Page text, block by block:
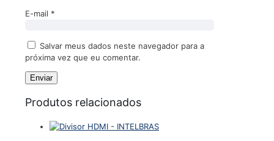
E-mail *
Salvar meus dados neste navegador para a
próxima vez que eu comentar.
Produtos relacionados